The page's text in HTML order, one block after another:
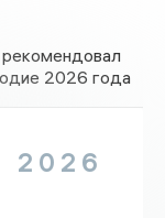
2026 года
2026